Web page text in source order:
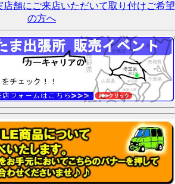
舗にご来店いただいて取り付けご希望
の方へ